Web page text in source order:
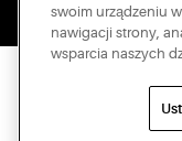
swoim urządzeniu
nawigacji strony,
wsparcia naszych